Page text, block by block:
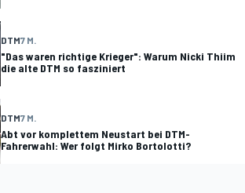
DTM7 M.
"Das waren richtige Krieger": Warum Nicki Thiim
die alte DTM so fasziniert
DTM7 M.
Abt vor komplettem Neustart bei DTM-
Fahrerwahl: Wer folgt Mirko Bortolotti?